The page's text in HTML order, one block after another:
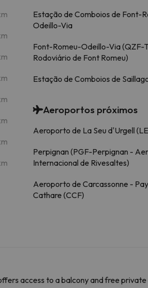
Estação de Comboios de Font-
Odeillo-Via
Font-Romeu-Odeillo-Via (QZF-
Rodoviário de Font Romeu)
Estação de Comboios de
Aeroportos próximos
Aeroporto de La Seu d'Urgell
Perpignan (PGF-Perpignan -
Internacional de Rivesaltes)
Aeroporto de Carcassonne -
Cathare (CCF)
access to a balcony and free